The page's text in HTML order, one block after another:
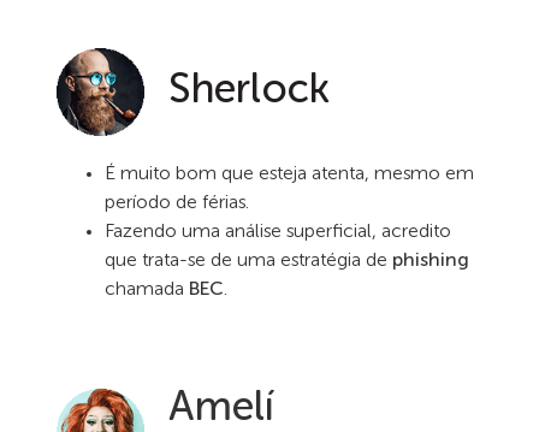
Sherlock
É muito bom que esteja atenta, mesmo em
período de férias.
Fazendo uma análise superficial, acredito
que trata-se de uma estratégia de phishing
chamada BEC.
Amelí